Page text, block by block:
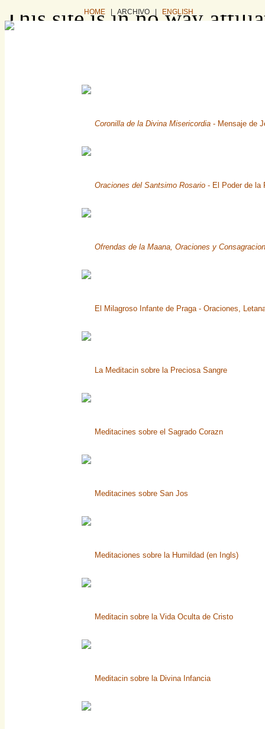
HOME | ARCHIVO | ENGLISH
Coronilla de la Divina Misericordia - Mensaje de
Oraciones del Santsimo Rosario - El Poder de la
Ofrendas de la Maana, Oraciones y
El Milagroso Infante de Praga - Oraciones,
La Meditacin sobre la Preciosa Sangre
Meditacines sobre el Sagrado Corazn
Meditacines sobre San Jos
Meditaciones sobre la Humildad (en Ingls)
Meditacin sobre la Vida Oculta de Cristo
Meditacin sobre la Divina Infancia
This site is in no way
want to buy this website,
via e-mail: domain (dot)
or you can find and buy it